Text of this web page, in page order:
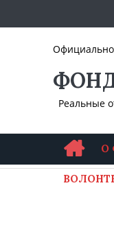
Реальные
Официально
О